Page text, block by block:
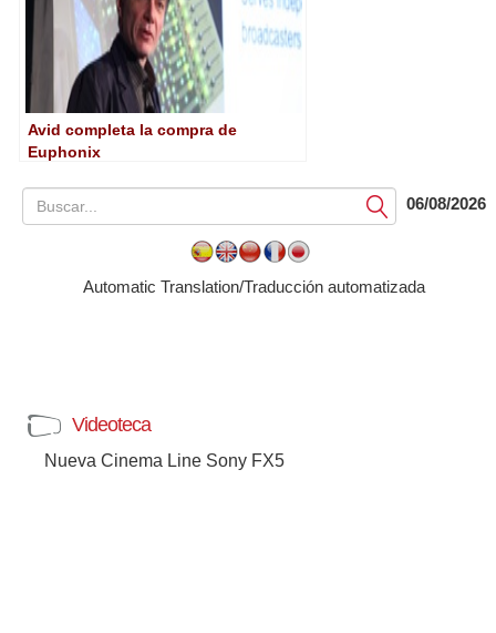
Avid completa la compra de
Euphonix
Submit06/08/2026
Automatic Translation/Traducción automatizada
Videoteca
Nueva Cinema Line Sony FX5